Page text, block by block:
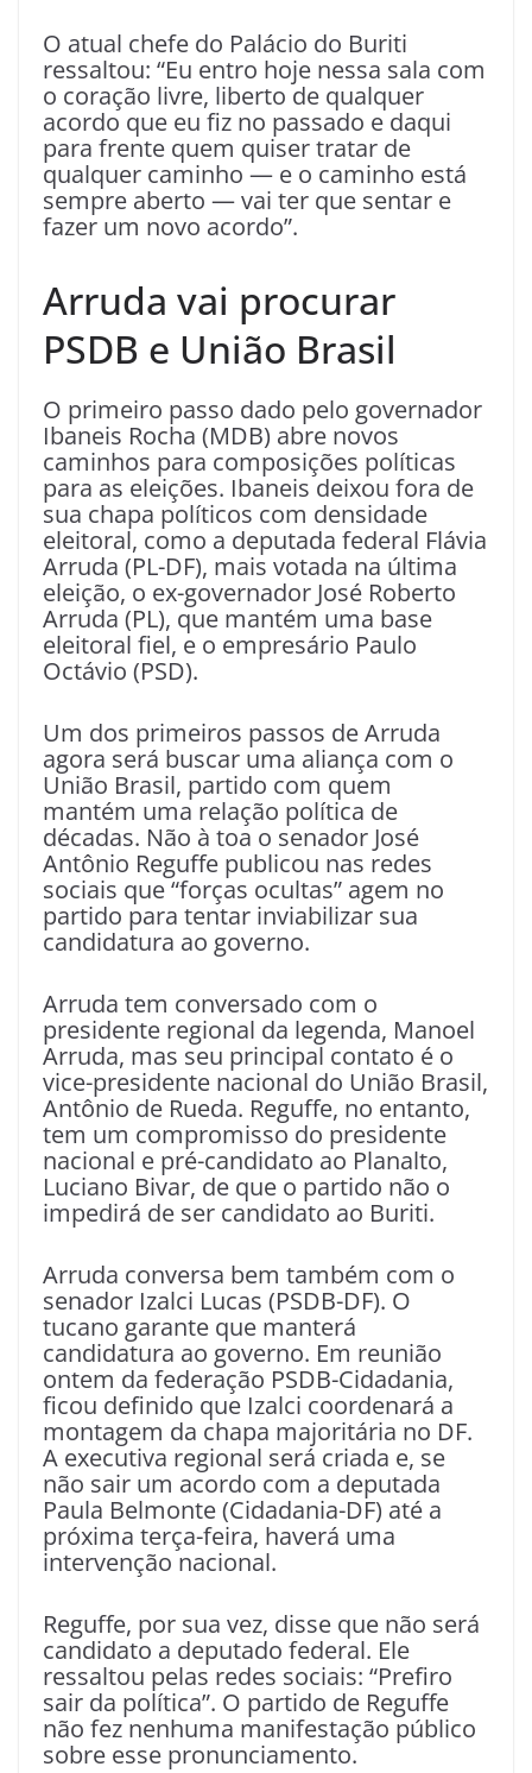
O atual chefe do Palácio do Buriti
ressaltou: “Eu entro hoje nessa sala com
o coração livre, liberto de qualquer
acordo que eu fiz no passado e daqui
para frente quem quiser tratar de
qualquer caminho — e o caminho está
sempre aberto — vai ter que sentar e
fazer um novo acordo”.
Arruda vai procurar
PSDB e União Brasil
O primeiro passo dado pelo governador
Ibaneis Rocha (MDB) abre novos
caminhos para composições políticas
para as eleições. Ibaneis deixou fora de
sua chapa políticos com densidade
eleitoral, como a deputada federal Flávia
Arruda (PL-DF), mais votada na última
eleição, o ex-governador José Roberto
Arruda (PL), que mantém uma base
eleitoral fiel, e o empresário Paulo
Octávio (PSD).
Um dos primeiros passos de Arruda
agora será buscar uma aliança com o
União Brasil, partido com quem
mantém uma relação política de
décadas. Não à toa o senador José
Antônio Reguffe publicou nas redes
sociais que “forças ocultas” agem no
partido para tentar inviabilizar sua
candidatura ao governo.
Arruda tem conversado com o
presidente regional da legenda, Manoel
Arruda, mas seu principal contato é o
vice-presidente nacional do União Brasil,
Antônio de Rueda. Reguffe, no entanto,
tem um compromisso do presidente
nacional e pré-candidato ao Planalto,
Luciano Bivar, de que o partido não o
impedirá de ser candidato ao Buriti.
Arruda conversa bem também com o
senador Izalci Lucas (PSDB-DF). O
tucano garante que manterá
candidatura ao governo. Em reunião
ontem da federação PSDB-Cidadania,
ficou definido que Izalci coordenará a
montagem da chapa majoritária no DF.
A executiva regional será criada e, se
não sair um acordo com a deputada
Paula Belmonte (Cidadania-DF) até a
próxima terça-feira, haverá uma
intervenção nacional.
Reguffe, por sua vez, disse que não será
candidato a deputado federal. Ele
ressaltou pelas redes sociais: “Prefiro
sair da política”. O partido de Reguffe
não fez nenhuma manifestação público
sobre esse pronunciamento.